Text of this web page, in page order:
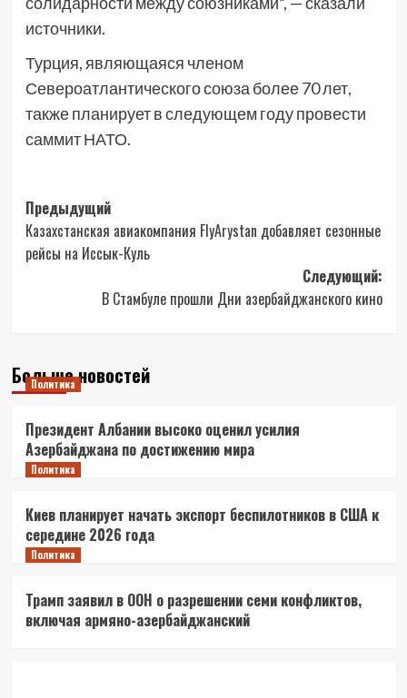
источники.
Турция, являющаяся членом
Североатлантического союза более 70 лет,
также планирует в следующем году провести
саммит НАТО.
Навигация
записи
Предыдущий
Казахстанская авиакомпания FlyArystan добавляет сезонные
рейсы на Иссык-Куль
Следующий:
В Стамбуле прошли Дни азербайджанского кино
Больше новостей
Политика
Президент Албании высоко оценил усилия
Азербайджана по достижению мира
Политика
Киев планирует начать экспорт беспилотников в США к
середине 2026 года
Политика
Трамп заявил в ООН о разрешении семи конфликтов,
включая армяно-азербайджанский